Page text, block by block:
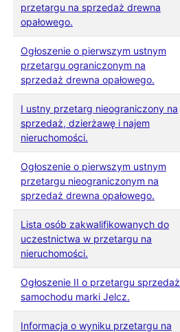
przetargu na sprzedaż drewna
opałowego.
Ogłoszenie o pierwszym ustnym
przetargu ograniczonym na
sprzedaż drewna opałowego.
I ustny przetarg nieograniczony na
sprzedaż, dzierżawę i najem
nieruchomości.
Ogłoszenie o pierwszym ustnym
przetargu nieograniczonym na
sprzedaż drewna opałowego.
Lista osób zakwalifikowanych do
uczestnictwa w przetargu na
nieruchomości.
Ogłoszenie II o przetargu sprzedaż
samochodu marki Jelcz.
Informacja o wyniku przetargu na